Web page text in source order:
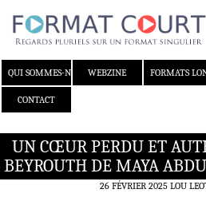
QUI SOMMES-NOUS ?WEBZINE FORMATS
CONTACT
UN CŒUR PERDU ET
BEYROUTH DE MAYA
26 FÉVRIER 2025 LOU